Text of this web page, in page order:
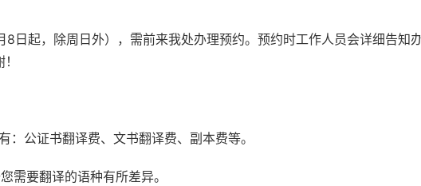
8日起，除周日外），需前来我处办理预约。预约时工作人员会详细告知
：公证书翻译费、文书翻译费、副本费等。
需要翻译的语种有所差异。